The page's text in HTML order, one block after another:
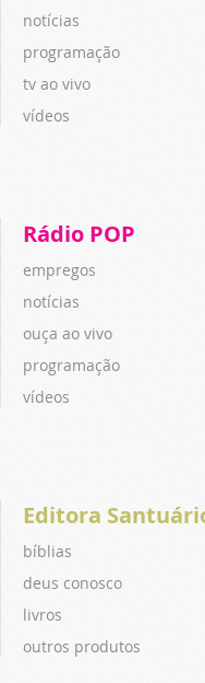
notícias
programação
tv ao vivo
vídeos
Rádio POP
empregos
notícias
ouça ao vivo
programação
vídeos
Editora
bíblias
deus conosco
livros
outros produtos